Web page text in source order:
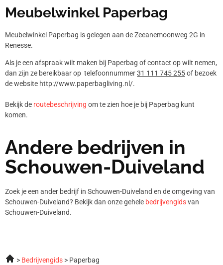
Meubelwinkel Paperbag
Meubelwinkel Paperbag is gelegen aan de Zeeanemoonweg 2G in
Renesse.
Als je een afspraak wilt maken bij Paperbag of contact op wilt nemen,
dan zijn ze bereikbaar op telefoonnummer31 111 745 255of bezoek
de website http://www.paperbagliving.nl/.
Bekijk de routebeschrijving om te zien hoe je bij Paperbag kunt
komen.
Andere bedrijven in
Schouwen-Duiveland
Zoek je een ander bedrijf in Schouwen-Duiveland en de omgeving van
Schouwen-Duiveland? Bekijk dan onze gehele bedrijvengidsvan
Schouwen-Duiveland.
Bedrijvengids Paperbag